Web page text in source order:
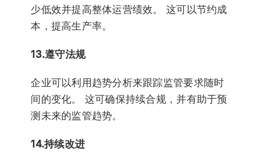
少低效并提高整体运营绩效。 这可以节约成
本，提高生产率。
13.遵守法规
企业可以利用趋势分析来跟踪监管要求随时
间的变化。 这可确保持续合规，并有助于预
测未来的监管趋势。
14.持续改进